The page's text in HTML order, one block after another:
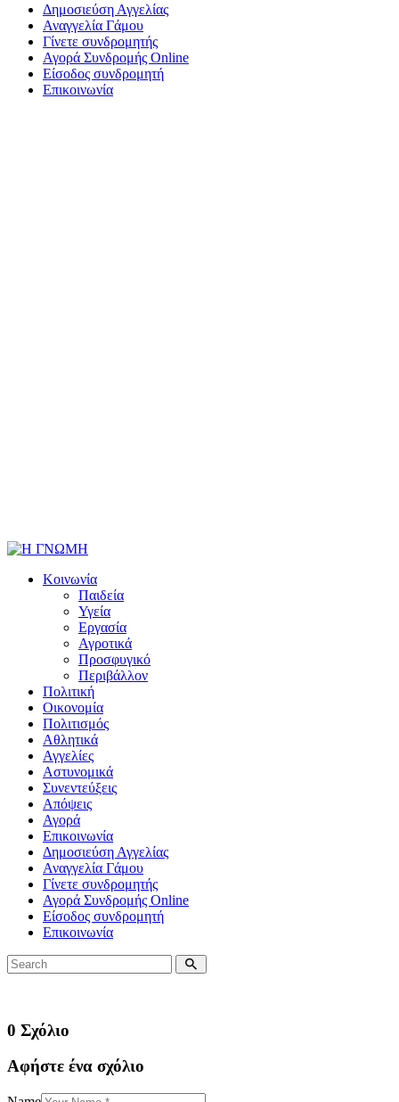
Δημοσιεύση Αγγελίας
Αναγγελία Γάμου
Γίνετε συνδρομητής
Αγορά Συνδρομής Online
Είσοδος συνδρομητή
Επικοινωνία
Κοινωνία
Παιδεία
Υγεία
Εργασία
Αγροτικά
Προσφυγικό
Περιβάλλον
Πολιτική
Οικονομία
Πολιτισμός
Αθλητικά
Αγγελίες
Αστυνομικά
Συνεντεύξεις
Απόψεις
Αγορά
Επικοινωνία
Δημοσιεύση Αγγελίας
Αναγγελία Γάμου
Γίνετε συνδρομητής
Αγορά Συνδρομής Online
Είσοδος συνδρομητή
Επικοινωνία
0 Σχόλιο
Αφήστε ένα σχόλιο